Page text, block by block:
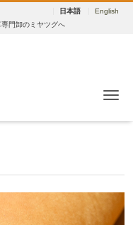
日本語
English
門卸のミヤツグへ